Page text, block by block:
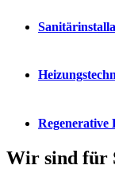
Regenerative
Wir sind für